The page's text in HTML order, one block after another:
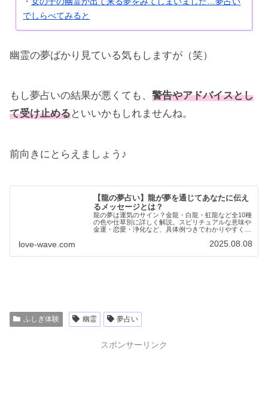
でしらべてみると
幽霊の夢ばかり見ている気もしますが（笑）
もし夢占いの結果が悪くても、 警告やアドバイスとし
て受け止めるといいかもしれませんね。
前向きにとらえましょう♪
【龍の夢占い】龍が夢を通じてあなたに伝え
るメッセージとは？
龍の夢は運気のサイン？金龍・白龍・虹龍など全10種
の色や仕草別に詳しく解説。スピリチュアルな意味や
金運・恋愛・浄化など、具体例つきでわかりやすく紹
love-wave.com 2025.08.08
ふしぎ体験 幽霊 夢占い
スポンサーリンク